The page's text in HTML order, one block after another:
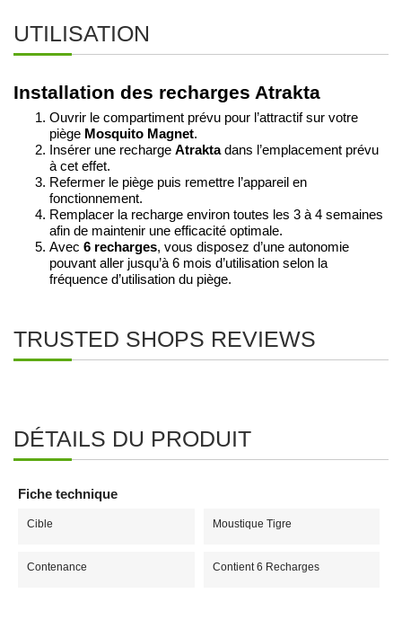
UTILISATION
Installation des recharges Atrakta
Ouvrir le compartiment prévu pour l’attractif sur votre
piège Mosquito Magnet.
Insérer une recharge Atraktadans l’emplacement prévu
à cet effet.
Refermer le piège puis remettre l’appareil en
fonctionnement.
Remplacer la recharge environ toutes les 3 à 4 semaines
afin de maintenir une efficacité optimale.
Avec 6 recharges, vous disposez d’une autonomie
pouvant aller jusqu’à 6 mois d’utilisation selon la
fréquence d’utilisation du piège.
TRUSTED SHOPS REVIEWS
DÉTAILS DU PRODUIT
Fiche technique
Cible Moustique Tigre
Contenance Contient 6 Recharges